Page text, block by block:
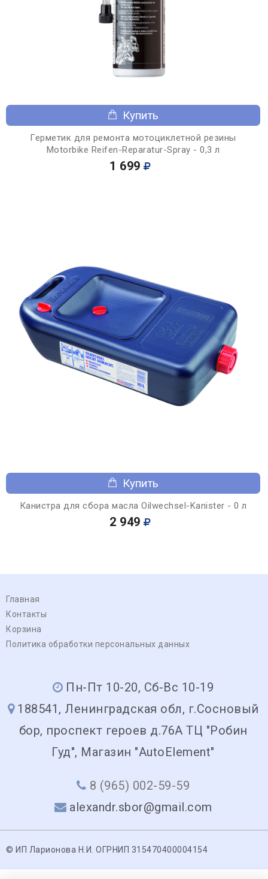
Купить
Герметик для ремонта мотоциклетной резины
Motorbike Reifen-Reparatur-Spray - 0,3 л
1 699
Купить
Канистра для сбора масла Oilwechsel-Kanister - 0 л
2 949
Главная
Контакты
Корзина
Политика обработки персональных данных
Пн-Пт 10-20, Сб-Вс 10-19
188541, Ленинградская обл, г.Сосновый
бор, проспект героев д.76А ТЦ "Робин
Гуд", Магазин "AutoElement"
8 (965) 002-59-59
alexandr.sbor@gmail.com
© ИП Ларионова Н.И. ОГРНИП 315470400004154